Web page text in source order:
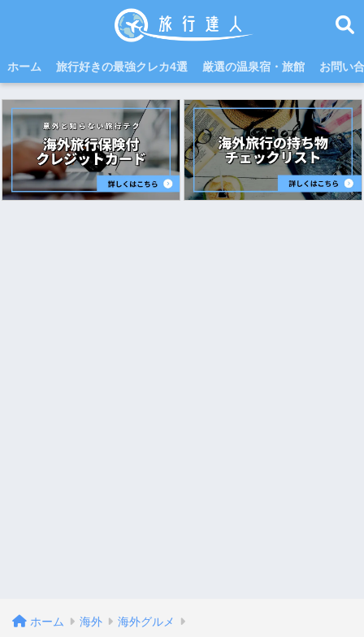
ホーム 旅行好きの最強クレカ4選 厳選の温泉宿・旅館 お問い
ホーム 海外 海外グルメ